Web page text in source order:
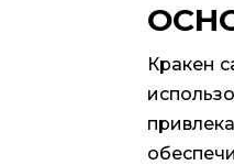
Кракен